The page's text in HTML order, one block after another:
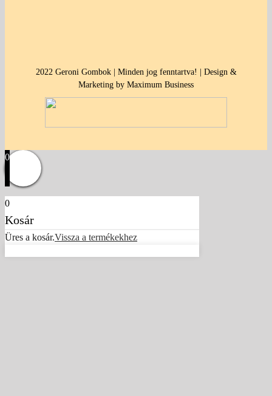
2022 Geroni Gombok | Minden jog fenntartva! | Design &
Marketing by Maximum Business
0
0
Kosár
Üres a kosár.Vissza a termékekhez